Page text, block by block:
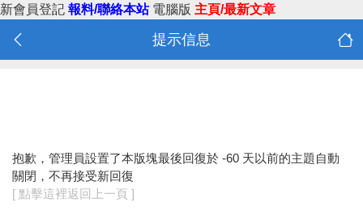
新會員登記 報料/聯絡本站 電腦版 主頁/最新文章
提示信息
抱歉，管理員設置了本版塊最後回復於 -60 天以前的主題自動
關閉，不再接受新回復
[ 點擊這裡返回上一頁 ]